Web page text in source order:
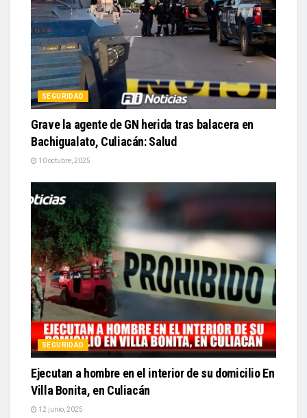
SEGURIDAD
Grave la agente de GN herida tras balacera en
Bachigualato, Culiacán: Salud
10 octubre, 2025
SEGURIDAD
Ejecutan a hombre en el interior de su domicilio En
Villa Bonita, en Culiacán
12 junio, 2025